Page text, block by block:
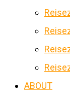
ABOUT